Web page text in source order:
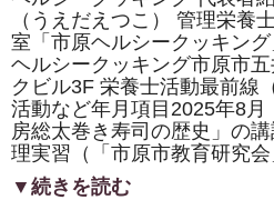
（うえだえつこ） 管理栄養
室「市原ヘルシークッキン
ヘルシークッキング市原市
クビル3F 栄養士活動最前線
活動など年月項目2025年8月
房総太巻き寿司の歴史」の
理実習（「市原市教育研究会
▼続きを読む